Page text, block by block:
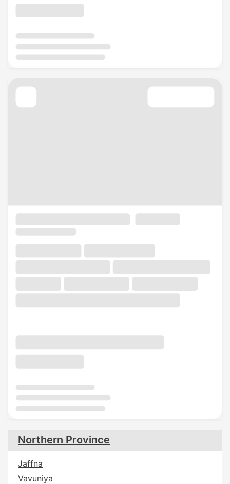
Northern Province
Jaffna
Vavuniya